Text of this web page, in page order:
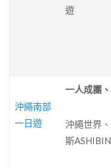
遊
沖繩南部
一日遊
一人成團
沖繩世界
斯